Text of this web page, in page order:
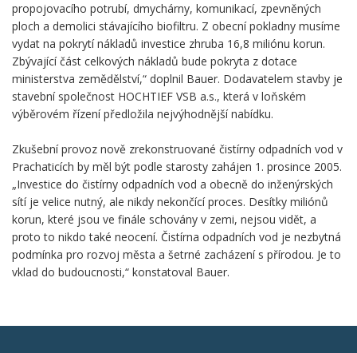
propojovacího potrubí, dmychárny, komunikací, zpevněných
ploch a demolici stávajícího biofiltru. Z obecní pokladny musíme
vydat na pokrytí nákladů investice zhruba 16,8 miliónu korun.
Zbývající část celkových nákladů bude pokryta z dotace
ministerstva zemědělství,“ doplnil Bauer. Dodavatelem stavby je
stavební společnost HOCHTIEF VSB a.s., která v loňském
výběrovém řízení předložila nejvýhodnější nabídku.
Zkušební provoz nově zrekonstruované čistírny odpadních vod v
Prachaticích by měl být podle starosty zahájen 1. prosince 2005.
„Investice do čistírny odpadních vod a obecně do inženýrských
sítí je velice nutný, ale nikdy nekončící proces. Desítky miliónů
korun, které jsou ve finále schovány v zemi, nejsou vidět, a
proto to nikdo také neocení. Čistírna odpadních vod je nezbytná
podmínka pro rozvoj města a šetrné zacházení s přírodou. Je to
vklad do budoucnosti,“ konstatoval Bauer.